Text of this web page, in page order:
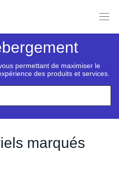
permettant de maximiser le
des produits et services.
marqués